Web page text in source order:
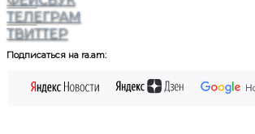
ТЕЛЕГРАМ
ТВИТТЕР
Подписаться на ra.am: